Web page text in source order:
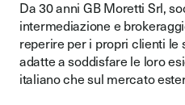
Da 30 anni GB Moretti Srl,
intermediazione e
reperire per i propri clienti le
adatte a soddisfare le loro
italiano che sul mercato